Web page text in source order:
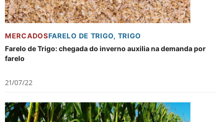
MERCADOSFARELO DE TRIGO, TRIGO
Farelo de Trigo: chegada do inverno auxilia na demanda por
farelo
21/07/22